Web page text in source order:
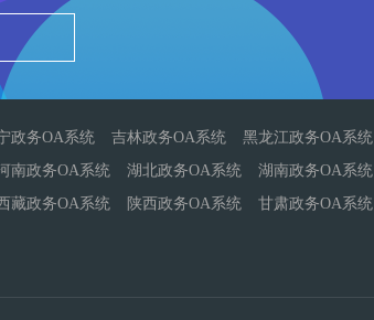
政务OA系统 吉林政务OA系统 黑龙江政务OA系统
南政务OA系统 湖北政务OA系统 湖南政务OA系统
藏政务OA系统 陕西政务OA系统 甘肃政务OA系统